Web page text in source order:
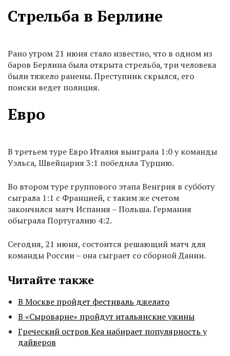
Стрельба в Берлине
Рано утром 21 июня стало известно, что в одном из
баров Берлина была открыта стрельба, три человека
были тяжело ранены. Преступник скрылся, его
поиски ведет полиция.
Евро
В третьем туре Евро Италия выиграла 1:0 у команды
Уэльса, Швейцария 3:1 победила Турцию.
Во втором туре группового этапа Венгрия в субботу
сыграла 1:1 с Францией, с таким же счетом
закончился матч Испания – Польша. Германия
обыграла Португалию 4:2.
Сегодня, 21 июня, состоится решающий матч для
команды России – она сыграет со сборной Дании.
Читайте также
В Москве пройдет фестиваль джелато
В «Сыроварне» пройдут итальянские ужины
Греческий остров Кеа набирает популярность у
дайверов